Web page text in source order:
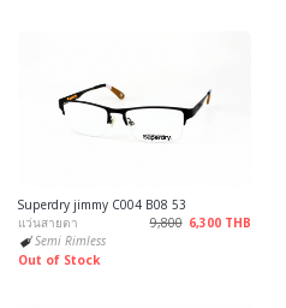
Superdry jimmy C004 B08 53
แว่นสายตา
9,800 6,300 THB
Semi Rimless
Out of Stock